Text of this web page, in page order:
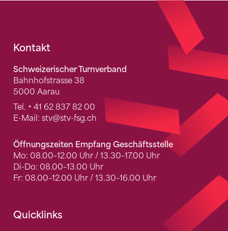
Fusszeile
Kontakt
Schweizerischer Turnverband
Bahnhofstrasse 38
5000 Aarau
Tel. + 41 62 837 82 00
E-Mail: stv@stv-fsg.ch
Öffnungszeiten Empfang Geschäftsstelle
Mo: 08.00–12.00 Uhr / 13.30–17.00 Uhr
Di-Do: 08.00–13.00 Uhr
Fr: 08.00–12.00 Uhr / 13.30–16.00 Uhr
Quicklinks